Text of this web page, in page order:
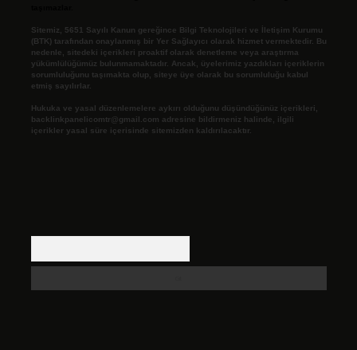
Sitemiz, 5651 Sayılı Kanun gereğince Bilgi Teknolojileri ve İletişim Kurumu
(BTK) tarafından onaylanmış bir Yer Sağlayıcı olarak hizmet vermektedir. Bu
nedenle, sitedeki içerikleri proaktif olarak denetleme veya araştırma
yükümlülüğümüz bulunmamaktadır. Ancak, üyelerimiz yazdıkları içeriklerin
sorumluluğunu taşımakta olup, siteye üye olarak bu sorumluluğu kabul
etmiş sayılırlar.
Hukuka ve yasal düzenlemelere aykırı olduğunu düşündüğünüz içerikleri,
backlinkpanelicomtr@gmail.com adresine bildirmeniz halinde, ilgili
içerikler yasal süre içerisinde sitemizden kaldırılacaktır.